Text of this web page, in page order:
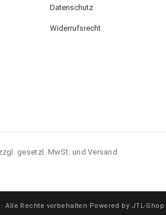
Datenschutz
Widerrufsrecht
gesetzl. MwSt. und Versand
Alle Rechte vorbehalten· Powered by JTL-Shop